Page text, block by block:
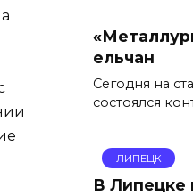
ельчан
Сегодня на
состоялся
ЛИПЕЦК
В Липецке